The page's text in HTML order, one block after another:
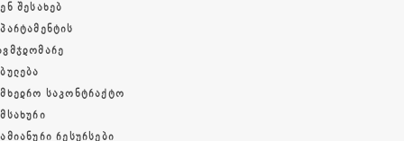
ᲨᲔᲡᲐᲮᲔᲑ
ᲡᲐᲙᲝᲜᲢᲠᲐᲥᲢᲝ
ᲠᲔᲡᲣᲠᲡᲔᲑᲘ